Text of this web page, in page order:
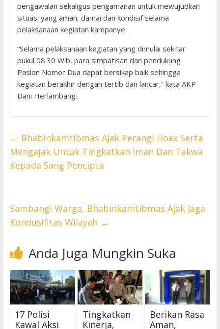
pengawalan sekaligus pengamanan untuk mewujudkan
situasi yang aman, damai dan kondisif selama
pelaksanaan kegiatan kampanye.
“Selama pelaksanaan kegiatan yang dimulai sekitar
pukul 08.30 Wib, para simpatisan dan pendukung
Paslon Nomor Dua dapat bersikap baik sehingga
kegiatan berakhir dengan tertib dan lancar,” kata AKP
Dani Herlambang.
← Bhabinkamtibmas Ajak Perangi Hoax Serta
Mengajak Untuk Tingkatkan Iman Dan Takwa
Kepada Sang Pencipta
Sambangi Warga, Bhabinkamtibmas Ajak Jaga
Kondusifitas Wilayah →
Anda Juga Mungkin Suka
17 Polisi
Kawal Aksi
Tingkatkan
Kinerja,
Berikan Rasa
Aman,